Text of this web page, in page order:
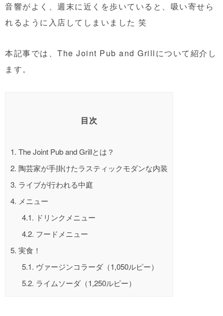
音響がよく、週末に近くを歩いていると、吸い寄せら
れるように入店してしまいました 笑
本記事では、The Joint Pub and Grillについて紹介し
ます。
目次
1. The Joint Pub and Grillとは？
2. 陶芸家が手掛けたラスティックモダンな内装
3. ライブが行われる中庭
4. メニュー
4.1. ドリンクメニュー
4.2. フードメニュー
5. 実食！
5.1. ヴァージンコラーダ（1,050ルピー）
5.2. ライムソーダ（1,250ルピー）